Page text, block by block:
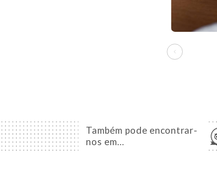
Também pode encontrar-
nos em…